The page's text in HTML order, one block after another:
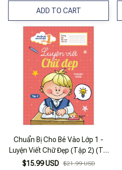
ADD TO CART
Chuẩn Bị Cho Bé Vào Lớp 1 -
Luyện Viết Chữ Đẹp (Tập 2) (Tái
Bản 2020)
$15.99 USD $21.99 USD